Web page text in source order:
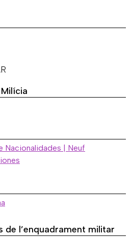
Nacionalidades | Neuf
de l’enquadrament militar